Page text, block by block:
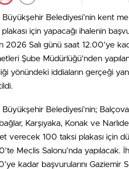
Büyükşehir Belediyesi’nin kent
için yapacağı ihalenin
2026 Salı günü saat 12.00’ye
Şube Müdürlüğü’nden
yönündeki iddiaların gerçeği
Büyükşehir Belediyesi’nin;
Karşıyaka, Konak ve
verecek 100 taksi plakası için
Meclis Salonu’nda yapılacak.
kadar başvurularını Gaziemir